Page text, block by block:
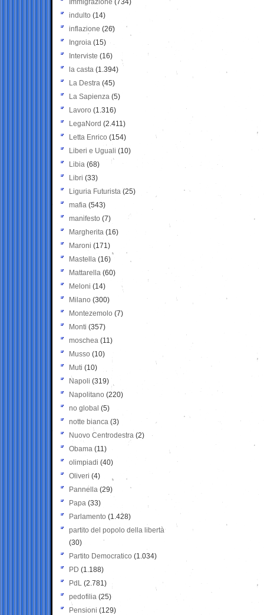
Immigrazione (734)
indulto (14)
inflazione (26)
Ingroia (15)
Interviste (16)
la casta (1.394)
La Destra (45)
La Sapienza (5)
Lavoro (1.316)
LegaNord (2.411)
Letta Enrico (154)
Liberi e Uguali (10)
Libia (68)
Libri (33)
Liguria Futurista (25)
mafia (543)
manifesto (7)
Margherita (16)
Maroni (171)
Mastella (16)
Mattarella (60)
Meloni (14)
Milano (300)
Montezemolo (7)
Monti (357)
moschea (11)
Musso (10)
Muti (10)
Napoli (319)
Napolitano (220)
no global (5)
notte bianca (3)
Nuovo Centrodestra (2)
Obama (11)
olimpiadi (40)
Oliveri (4)
Pannella (29)
Papa (33)
Parlamento (1.428)
partito del popolo della libertà
(30)
Partito Democratico (1.034)
PD (1.188)
PdL (2.781)
pedofilia (25)
Pensioni (129)